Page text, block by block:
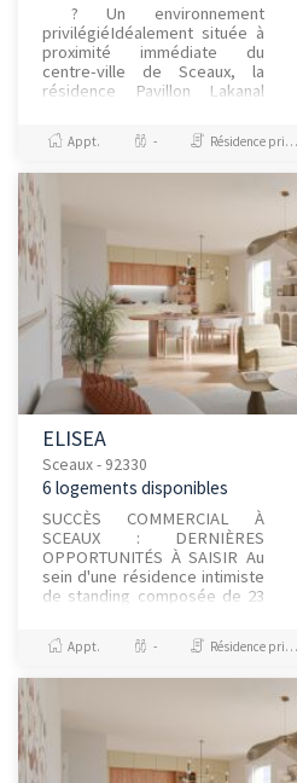
? Un environnement
privilégiéIdéalement située à
proximité immédiate du
centre-ville de Sceaux, la
résidence Pavillon Lakanal
rare :À deux pas du RER B
(stat...
Appt. - Résidence principale / PTZ
ELISEA
Sceaux - 92330
6 logements disponibles
SUCCÈS COMMERCIAL À
SCEAUX : DERNIÈRES
OPPORTUNITÉS À SAISIR Au
sein d'une résidence intimiste
de standing composée de 23
derniers appartements
familiaux, du...
Appt. - Résidence principale / PTZ